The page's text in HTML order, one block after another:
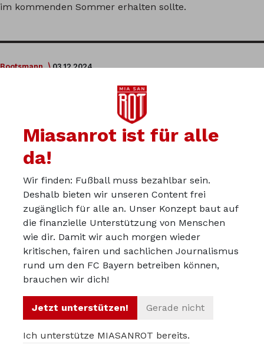
im kommenden Sommer erhalten sollte.
Bootsmann 03.12.2024
Was Neuer aber natürlich nicht liest…
Naja man muss dabei auch immer den Kontext
betrachten.
Gegen Dortmund fällt Kane früh aus, zudem Bayern in
Sachen Präzision einfach keinen guten Tag gehabt.
Heute frühe Unterzahl und ohne klassischen 9er ist es
halt gegen Leverkusen, das selbst nicht viel fürs Spiel
macht und eine Ausrichtung mit 4er Kette plus zwei
offensive AVs wählt sehr schwierig.
Insgesamt stimme ich dir zu, dass die Leichtigkeit etwas
wieder zu tragen, dass die „alten“ Flügelspieler mit
Miasanrot ist für alle
da!
Wir finden: Fußball muss bezahlbar sein.
Deshalb bieten wir unseren Content frei
zugänglich für alle an. Unser Konzept baut auf
die finanzielle Unterstützung von Menschen
wie dir. Damit wir auch morgen wieder
kritischen, fairen und sachlichen Journalismus
rund um den FC Bayern betreiben können,
brauchen wir dich!
Jetzt unterstützen! Gerade nicht
Ich unterstütze MIASANROT bereits.